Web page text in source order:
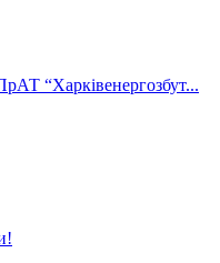
“Харківенергозбут...